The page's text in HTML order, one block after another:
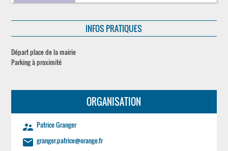
INFOS PRATIQUES
Départ place de la mairie
Parking à proximité
ORGANISATION
supervisor_account Patrice Granger
email granger.patrice@orange.fr